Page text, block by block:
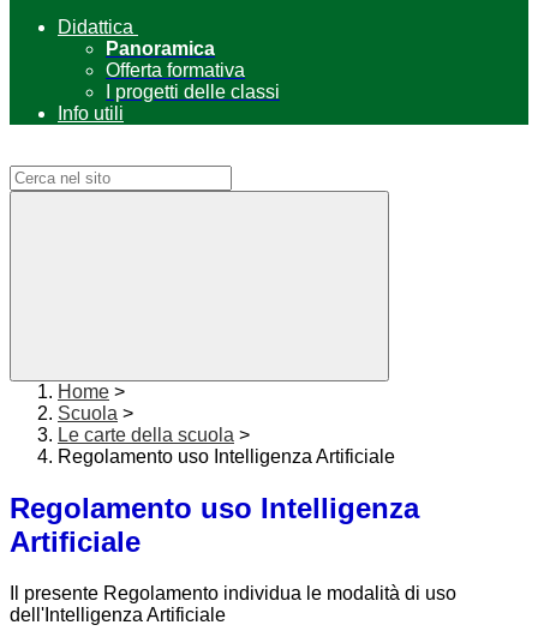
Didattica
Panoramica
Offerta formativa
I progetti delle classi
Info utili
Home >
Scuola >
Le carte della scuola >
Regolamento uso Intelligenza Artificiale
Regolamento uso Intelligenza
Artificiale
Il presente Regolamento individua le modalità di uso
dell'Intelligenza Artificiale